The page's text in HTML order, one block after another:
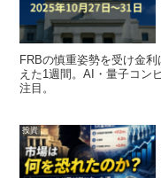
FRBの慎重姿勢を受け金
えた1週間。AI・量子コン
注目。
投資